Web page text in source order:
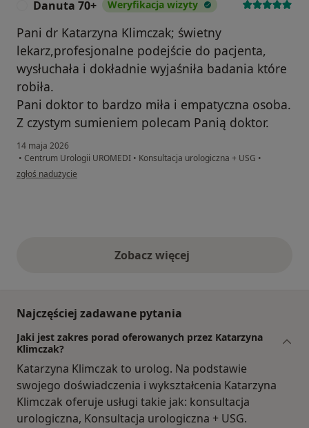
Danuta 70+ Weryfikacja wizyty
Pani dr Katarzyna Klimczak; świetny
lekarz,profesjonalne podejście do pacjenta,
wysłuchała i dokładnie wyjaśniła badania które
robiła.
Pani doktor to bardzo miła i empatyczna osoba.
Z czystym sumieniem polecam Panią doktor.
14 maja 2026
• Centrum Urologii UROMEDI • Konsultacja urologiczna + USG •
w opinii użytkownika Danuta 70+
zgłoś nadużycie
Zobacz więcejopinie powyżej
Najczęściej zadawane pytania
Jaki jest zakres porad oferowanych przez Katarzyna
Klimczak?
Katarzyna Klimczak to urolog. Na podstawie
swojego doświadczenia i wykształcenia Katarzyna
Klimczak oferuje usługi takie jak: konsultacja
urologiczna, Konsultacja urologiczna + USG.